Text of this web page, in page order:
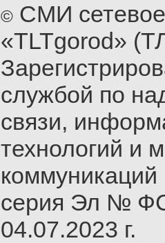
© СМИ
«TLTgorod»
службой по
связи,
технологий и
серия Эл №
04.07.2023 г.